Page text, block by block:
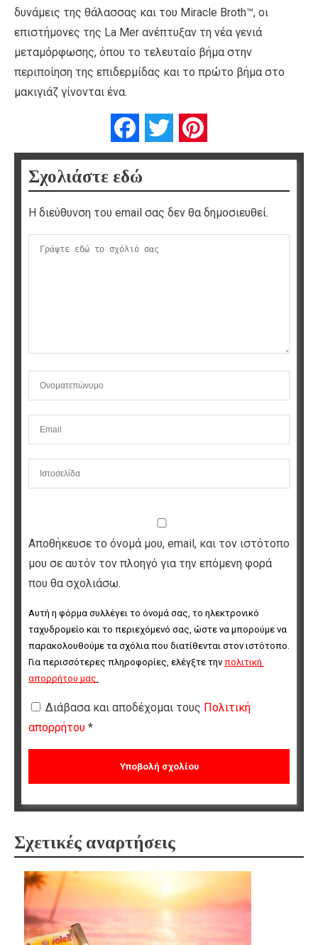
δυνάμεις της θάλασσας και του Miracle Broth™, οι
επιστήμονες της La Mer ανέπτυξαν τη νέα γενιά
μεταμόρφωσης, όπου το τελευταίο βήμα στην
περιποίηση της επιδερμίδας και το πρώτο βήμα στο
μακιγιάζ γίνονται ένα.
FacebookTwitter
Σχολιάστε εδώ
Η διεύθυνση του email σας δεν θα δημοσιευθεί.
Αποθήκευσε το όνομά μου, email, και τον ιστότοπο
μου σε αυτόν τον πλοηγό για την επόμενη φορά
που θα σχολιάσω.
Αυτή η φόρμα συλλέγει το όνομά σας, το ηλεκτρονικό
ταχυδρομείο και το περιεχόμενό σας, ώστε να μπορούμε να
παρακολουθούμε τα σχόλια που διατίθενται στον ιστότοπο.
Για περισσότερες πληροφορίες, ελέγξτε την πολιτική
απορρήτου μας
Διάβασα και αποδέχομαι τους Πολιτική
απορρήτου *
Σχετικές αναρτήσεις